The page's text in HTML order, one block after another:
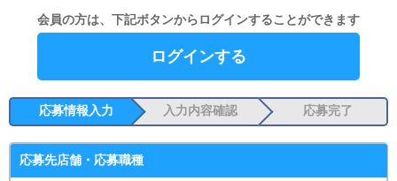
会員の方は、下記ボタンからログインすることができます
ログインする
応募情報入力 入力内容確認 応募完了
応募先店舗・応募職種